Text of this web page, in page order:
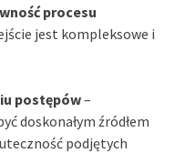
procesu
jest kompleksowe i
postępów–
doskonałym źródłem
podjętych